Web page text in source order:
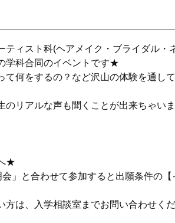
ィスト科(ヘアメイク・ブライダル・
学科合同のイベントです★
何をするの？など沢山の体験を通し
のリアルな声も聞くことが出来ちゃい
★
」と合わせて参加すると出願条件の
は、入学相談室までお問い合わせくだ